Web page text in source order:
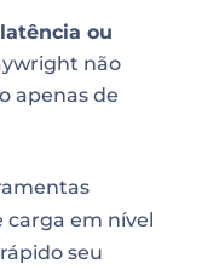
ou
não
apenas de
carga em nível
seu